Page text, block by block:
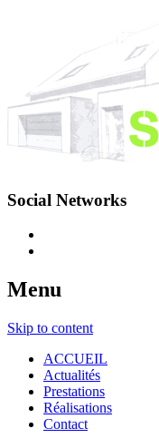
Social Networks
Menu
Skip to content
ACCUEIL
Actualités
Prestations
Réalisations
Contact